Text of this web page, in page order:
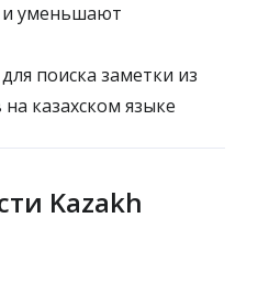
и уменьшают
поиска заметки из
казахском языке
Kazakh